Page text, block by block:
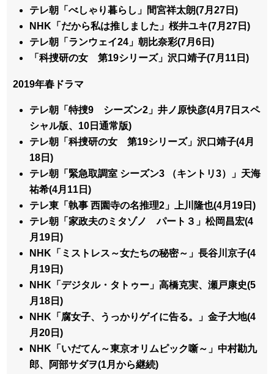
テレ朝「べしゃり暮らし」間宮祥太朗(7月27日)
NHK「だから私は推しました」桜井ユキ(7月27日)
テレ朝「ランウェイ24」朝比奈彩(7月6日)
「科捜研の女 第19シリーズ」沢口靖子(7月11日)
2019年春ドラマ
テレ朝「特捜9 シーズン2」井ノ原快彦(4月7日スペ
シャル版、10日通常版)
テレ朝「科捜研の女 第19シリーズ」沢口靖子(4月
18日)
テレ朝「緊急取調室 シーズン3 （キントリ3）」天海
祐希(4月11日)
テレ東「執事 西園寺の名推理2」上川隆也(4月19日)
テレ朝「家政夫のミタゾノ パート３」松岡昌宏(4
月19日)
NHK「ミストレス～女たちの秘密～」長谷川京子(4
月19日)
NHK「デジタル・タトゥー」高橋克実、瀬戸康史(5
月18日)
NHK「腐女子、うっかりゲイに告る。」金子大地(4
月20日)
NHK「いだてん～東京オリムピック噺～」中村勘九
郎、阿部サダヲ(1月から継続)